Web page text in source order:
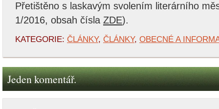
Přetištěno s laskavým svolením literárního
1/2016, obsah čísla ZDE).
KATEGORIE: ČLÁNKY, ČLÁNKY, OBECNÉ A
Jeden komentář.